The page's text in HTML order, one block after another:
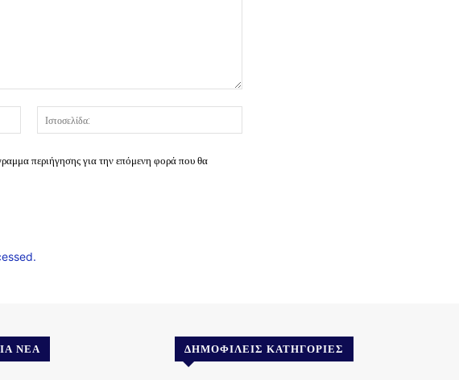
Email:*
περιήγησης για την επόμενη φορά που θα
ΝΈΑ ΔΗΜΟΦΙΛΕΊΣ ΚΑΤΗΓΟΡΊΕΣ